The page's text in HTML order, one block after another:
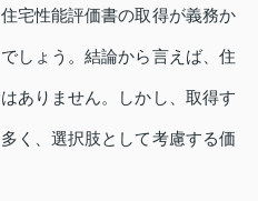
宅性能評価書の取得が義務か
しょう。結論から言えば、住
ありません。しかし、取得す
く、選択肢として考慮する価